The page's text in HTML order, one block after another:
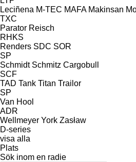
Leciñena M-TEC MAFA Makinsan
TXC
Parator Reisch
RHKS
Renders SDC SOR
SP
Schmidt Schmitz Cargobull
SCF
TAD Tank Titan Trailor
SP
Van Hool
ADR
Wellmeyer York Zasław
D-series
visa alla
Plats
Sök inom en radie